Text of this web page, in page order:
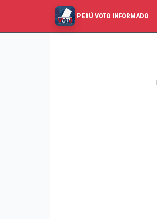
PERÚ VOTO INFORMADO